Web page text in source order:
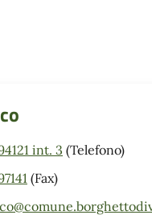
int. 3 (Telefono)
(Fax)